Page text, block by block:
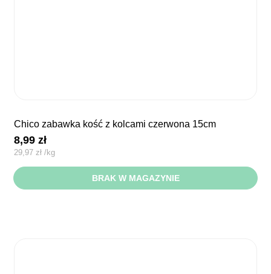
chico zabawka kość z kolcami czerwona 15cm
8,99zł
29,97zł /kg
BRAK W MAGAZYNIE